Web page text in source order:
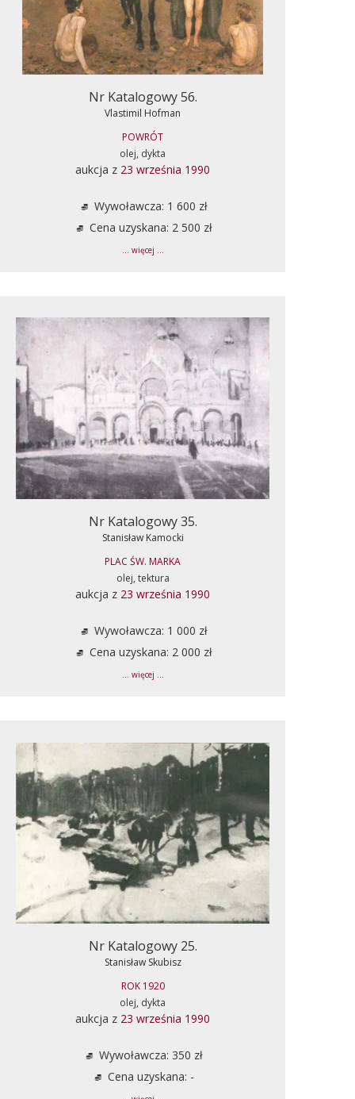
Nr Katalogowy 56.
Vlastimil Hofman
POWRÓT
olej, dykta
aukcja z 23 września 1990
Wywoławcza: 1 600 zł
Cena uzyskana: 2 500 zł
... więcej ...
Nr Katalogowy 35.
Stanisław Kamocki
PLAC ŚW. MARKA
olej, tektura
aukcja z 23 września 1990
Wywoławcza: 1 000 zł
Cena uzyskana: 2 000 zł
... więcej ...
Nr Katalogowy 25.
Stanisław Skubisz
ROK 1920
olej, dykta
aukcja z 23 września 1990
Wywoławcza: 350 zł
Cena uzyskana: -